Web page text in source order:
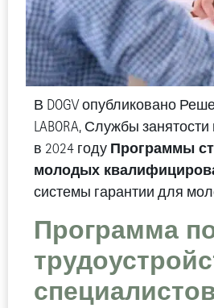
В DOGV опубликовано
LABORA, Службы
в 2024 году Программы
молодых
системы гарантии для
Программа